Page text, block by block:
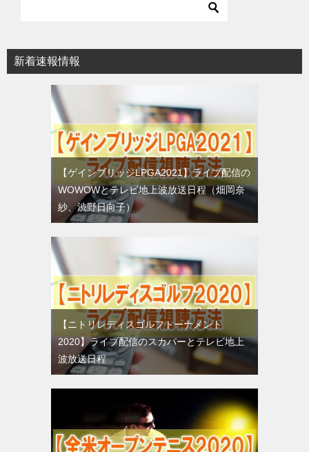
新着速報情報
【ゲインブリッジLPGA2021】ライブ配信の
WOWOWとテレビ地上波放送日程（畑岡奈
紗、渋野日向子）
【ニトリレディスゴルフトーナメント
2020】ライブ配信のスカパーとテレビ地上
波放送日程